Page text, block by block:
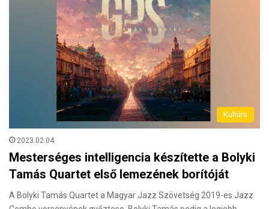
Kultúra
2023.02.04.
Mesterséges intelligencia készítette a Bolyki
Tamás Quartet első lemezének borítóját
A Bolyki Tamás Quartet a Magyar Jazz Szövetség 2019-es Jazz